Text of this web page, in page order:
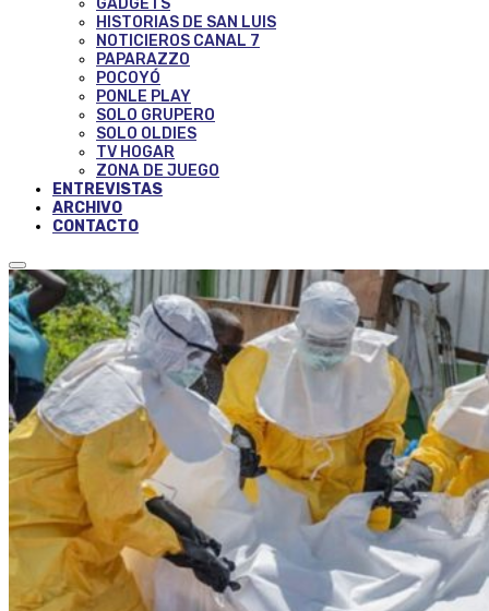
GADGETS
HISTORIAS DE SAN LUIS
NOTICIEROS CANAL 7
PAPARAZZO
POCOYÓ
PONLE PLAY
SOLO GRUPERO
SOLO OLDIES
TV HOGAR
ZONA DE JUEGO
ENTREVISTAS
ARCHIVO
CONTACTO